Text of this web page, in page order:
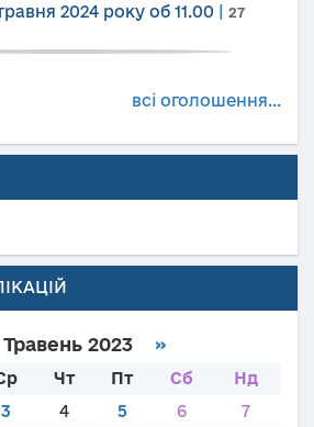
2024 року об 11.00
27
всі оголошення...
2023 »
Чт Пт Сб
Нд
3 4 5 6
7